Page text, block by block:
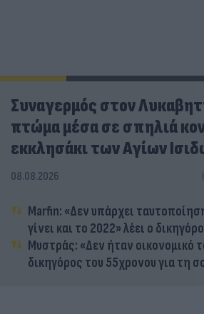
Συναγερμός στον
πτώμα μέσα σε σπηλιά
εκκλησάκι των Αγίων
08.08.2026
Marfin: «Δεν υπάρχει
γίνει και το 2022» λέει ο
Μυστράς: «Δεν ήταν οικονομικό
δικηγόρος του 55χρονου για τη